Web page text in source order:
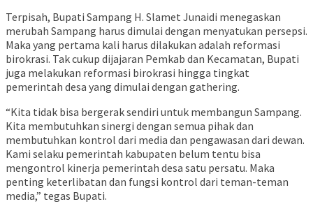
Terpisah, Bupati Sampang H. Slamet Junaidi menegaskan
merubah Sampang harus dimulai dengan menyatukan persepsi.
Maka yang pertama kali harus dilakukan adalah reformasi
birokrasi. Tak cukup dijajaran Pemkab dan Kecamatan, Bupati
juga melakukan reformasi birokrasi hingga tingkat
pemerintah desa yang dimulai dengan gathering.
“Kita tidak bisa bergerak sendiri untuk membangun Sampang.
Kita membutuhkan sinergi dengan semua pihak dan
membutuhkan kontrol dari media dan pengawasan dari dewan.
Kami selaku pemerintah kabupaten belum tentu bisa
mengontrol kinerja pemerintah desa satu persatu. Maka
penting keterlibatan dan fungsi kontrol dari teman-teman
media,” tegas Bupati.